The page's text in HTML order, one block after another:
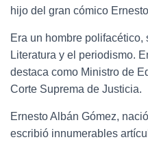
hijo del gran cómico
Era un hombre
Literatura y el periodismo.
destaca como Ministro de
Corte Suprema de Justicia.
Ernesto Albán Gómez,
escribió innumerables